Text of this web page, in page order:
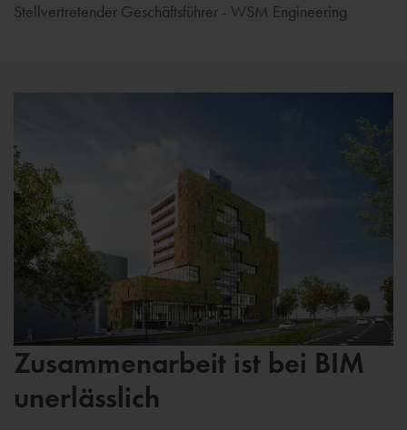
Stellvertretender Geschäftsführer - WSM Engineering
Zusammenarbeit ist bei BIM
unerlässlich